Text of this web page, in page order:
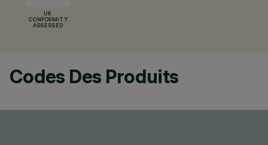
UK
CONFORMITY
ASSESSED
Codes Des Produits